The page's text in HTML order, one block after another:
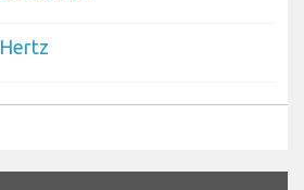
Hertz